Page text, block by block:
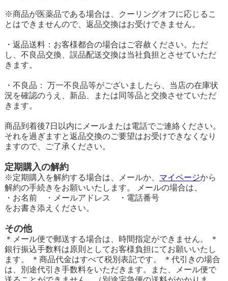
※商品が医薬品である場合は、クーリングオフに応じるこ
とはできませんので、返品交換はお受けできません。
・返品送料：お客様都合の場合はご容赦ください。ただ
し、不良品交換、誤品配送交換は当社負担とさせていただ
きます。
・不良品： 万一不良品等がございましたら、当店の在庫状
況を確認のうえ、新品、または同等品と交換させていただ
きます。
商品到着後7日以内にメールまたは電話でご連絡ください。
それを過ぎますと返品交換のご要望はお受けできなくなり
ますので、ご了承ください。
定期購入の解約
※定期購入を解約する場合は、メールか、 マイページから
解約の手続きをお願いいたします。 メールの場合は、
・お名前 ・メールアドレス ・電話番号
をお書き添えください。
その他
＊メール便で郵送する場合は、時間指定ができません。 ＊
銀行振込手数料は原則としてお客様負担にてお願いいたし
ます。 ＊商品代金はすべて税別表記です。 ＊代引きの場合
は、別途代引き手数料をいただきます。また、メール便で